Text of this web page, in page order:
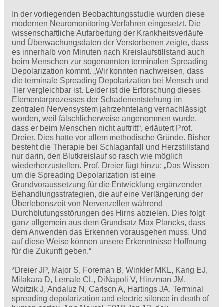
In der vorliegenden Beobachtungsstudie wurden diese
modernen Neuromonitoring-Verfahren eingesetzt. Die
wissenschaftliche Aufarbeitung der Krankheitsverläufe
und Überwachungsdaten der Verstorbenen zeigte, dass
es innerhalb von Minuten nach Kreislaufstillstand auch
beim Menschen zur sogenannten terminalen Spreading
Depolarization kommt. „Wir konnten nachweisen, dass
die terminale Spreading Depolarization bei Mensch und
Tier vergleichbar ist. Leider ist die Erforschung dieses
Elementarprozesses der Schadenentstehung im
zentralen Nervensystem jahrzehntelang vernachlässigt
worden, weil fälschlicherweise angenommen wurde,
dass er beim Menschen nicht auftritt“, erläutert Prof.
Dreier. Dies hatte vor allem methodische Gründe. Bisher
besteht die Therapie bei Schlaganfall und Herzstillstand
nur darin, den Blutkreislauf so rasch wie möglich
wiederherzustellen. Prof. Dreier fügt hinzu: „Das Wissen
um die Spreading Depolarization ist eine
Grundvoraussetzung für die Entwicklung ergänzender
Behandlungsstrategien, die auf eine Verlängerung der
Überlebenszeit von Nervenzellen während
Durchblutungsstörungen des Hirns abzielen. Dies folgt
ganz allgemein aus dem Grundsatz Max Plancks, dass
dem Anwenden das Erkennen vorausgehen muss. Und
auf diese Weise können unsere Erkenntnisse Hoffnung
für die Zukunft geben.“
*Dreier JP, Major S, Foreman B, Winkler MKL, Kang EJ,
Milakara D, Lemale CL, DiNapoli V, Hinzman JM,
Woitzik J, Andaluz N, Carlson A, Hartings JA. Terminal
spreading depolarization and electric silence in death of